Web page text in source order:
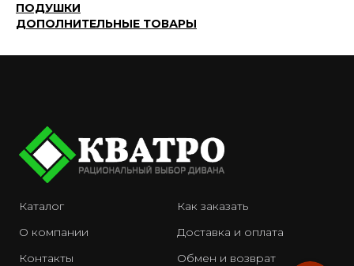
ПОДУШКИ
ДОПОЛНИТЕЛЬНЫЕ ТОВАРЫ
Каталог
О компании
Контакты
Как заказать
Доставка и оплата
Обмен и возврат